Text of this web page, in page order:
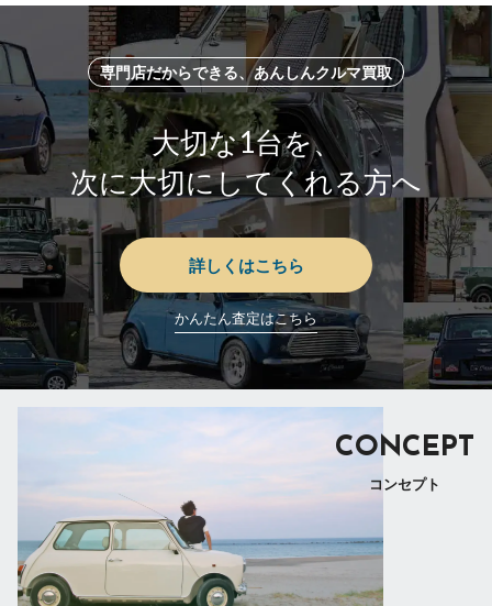
専門店だからできる、あんしんクルマ買取
大切な1台を、
次に大切にしてくれる方へ
詳しくはこちら
かんたん査定はこちら
CONCEPT
コンセプト